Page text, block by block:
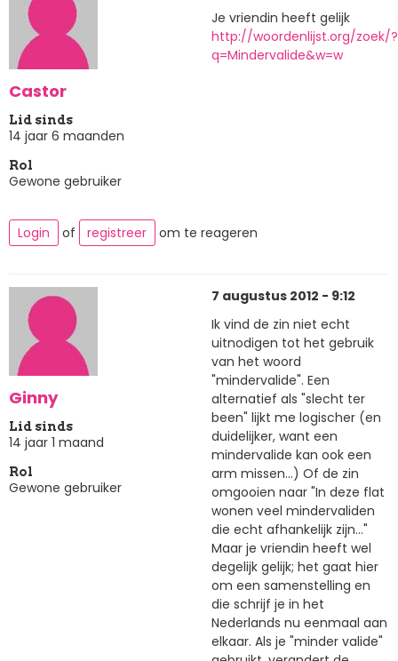
Castor
Lid sinds
14 jaar 6 maanden
Rol
Gewone gebruiker
Je vriendin heeft gelijk
http://woordenlijst.org/zoek/?
q=Mindervalide&w=w
Login of registreer om te reageren
Ginny
Lid sinds
14 jaar 1 maand
Rol
Gewone gebruiker
7 augustus 2012 - 9:12
Ik vind de zin niet echt
uitnodigen tot het gebruik
van het woord
"mindervalide". Een
alternatief als "slecht ter
been" lijkt me logischer (en
duidelijker, want een
mindervalide kan ook een
arm missen...) Of de zin
omgooien naar "In deze flat
wonen veel mindervaliden
die echt afhankelijk zijn..."
Maar je vriendin heeft wel
degelijk gelijk; het gaat hier
om een samenstelling en
die schrijf je in het
Nederlands nu eenmaal aan
elkaar. Als je "minder valide"